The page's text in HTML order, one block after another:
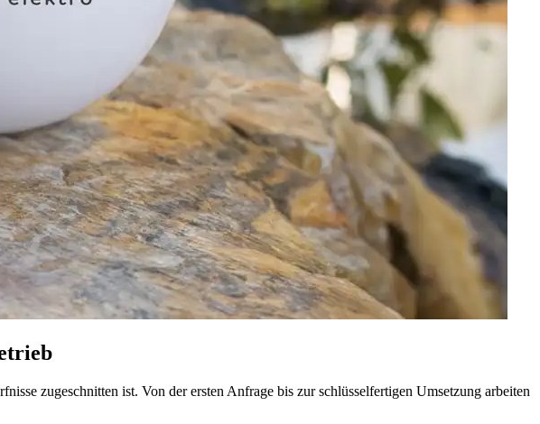
zugeschnitten ist. Von der ersten Anfrage bis zur schlüsselfertigen Umsetzung arbeiten